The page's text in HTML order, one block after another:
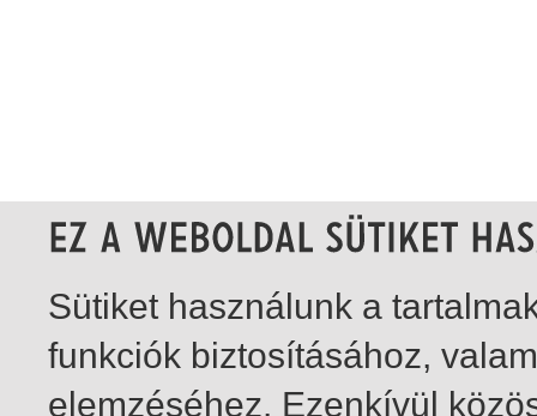
Sütiket használunk a
funkciók biztosításához,
elemzéséhez. Ezenkívül